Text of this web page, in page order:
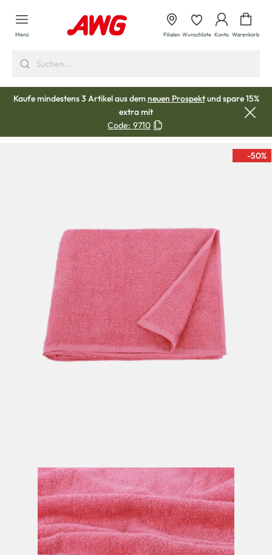
springen
Menü Filialen Wunschliste Konto Warenkorb
Kaufe mindestens 3 Artikel aus demneuen Prospektund spare 15%
extra mit
Code: 9710
-50%